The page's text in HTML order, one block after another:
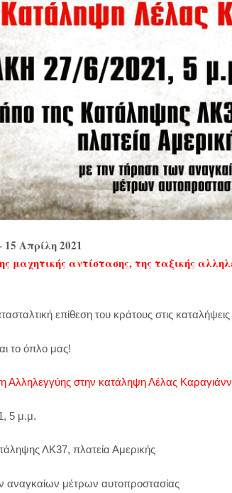
15 Απρίλη 2021
μαχητικής αντίστασης, της ταξικής
επίθεση του κράτους στις καταλήψεις
το όπλο μας!
Αλληλεγγύης στην κατάληψη Λέλας
5 μ.μ.
ΛΚ37, πλατεία Αμερικής
αναγκαίων μέτρων αυτοπροστασίας